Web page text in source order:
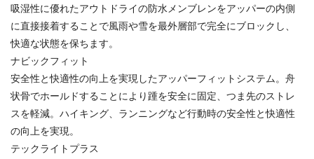
吸湿性に優れたアウトドライの防水メンブレンをアッパーの内側
に直接接着することで風雨や雪を最外層部で完全にブロックし、
快適な状態を保ちます。
ナビックフィット
安全性と快適性の向上を実現したアッパーフィットシステム。舟
状骨でホールドすることにより踵を安全に固定、つま先のストレ
スを軽減。ハイキング、ランニングなど行動時の安全性と快適性
の向上を実現。
テックライトプラス